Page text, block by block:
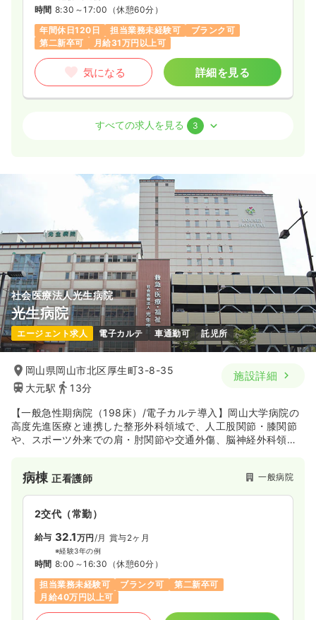
気になる
夜勤のみ（常勤） 一時募集休止
給与 35.2〜41.7
月給40万円以上可
一時募集休止
給与 3.7〜3.9万円/回
時間 16:30～9:30（休憩120分）
第二新卒可
気になる 詳細を見る
オペ室(手術室) 正看護師
日勤のみ（常勤）
給与 26.2 万円〜/月 賞与3.2ヶ月
※経験5年の例
時間 8:30～17:30
（休憩60分）
年間休日126日
月給27万円以上可
気になる
日勤のみ（パート）
給与 時給1,500 円〜
時間 8:30～17:00 （休憩60分）
年間休日120日
担当業務未経験可
ブランク可
第二新卒可
月給31万円以上可
気になる 詳細を見る
正看護師
24.3万円 賞与3.5ヶ月
8:00～16:30 （休憩60分）
年間休日120日
オンコールあり 月給24万円以上可
気になる 詳細を見る
日勤のみ（パート）
給与 お問い合わせください
時間 8:30～17:00
オンコールあり
外来
日勤のみ（常勤） 一時募集休止
給与 18.8〜24.4
※一例
時間 8:30～17:00 （休憩60分）
日祝休み
年間休日120日
気になる 詳細を見る
すべての求人を見る 3
社会医療法人光生病院
光生病院
エージェント求人 電子カルテ 車通勤可 託児所
岡山県岡山市北区厚生町3-8-35
大元駅
13分
施設詳細
【一般急性期病院（198床）/電子カルテ導入】岡山大学病院の
高度先進医療と連携した整形外科領域で、人工股関節・膝関節
や、スポーツ外来での肩・肘関節や交通外傷、脳神経外科領域
いれています。また、岡山大学病院の救急医療より6人の救急専
門医を派遣しており、大学と連携した高度三次救急や岡山市民
病院のER型救急の後方支援としての機能と共に、ニ次救急医療
や、高齢化する地域のため診療所の先生方と力を合わせて在宅
医療に力を入れております。
病棟正看護師 一般病院
2交代（常勤）
給与 32.1万円 /月 賞与2ヶ月
※経験3年の例
時間 8:00～16:30 （休憩60分）
担当業務未経験可
ブランク可
第二新卒可
月給40万円以上可